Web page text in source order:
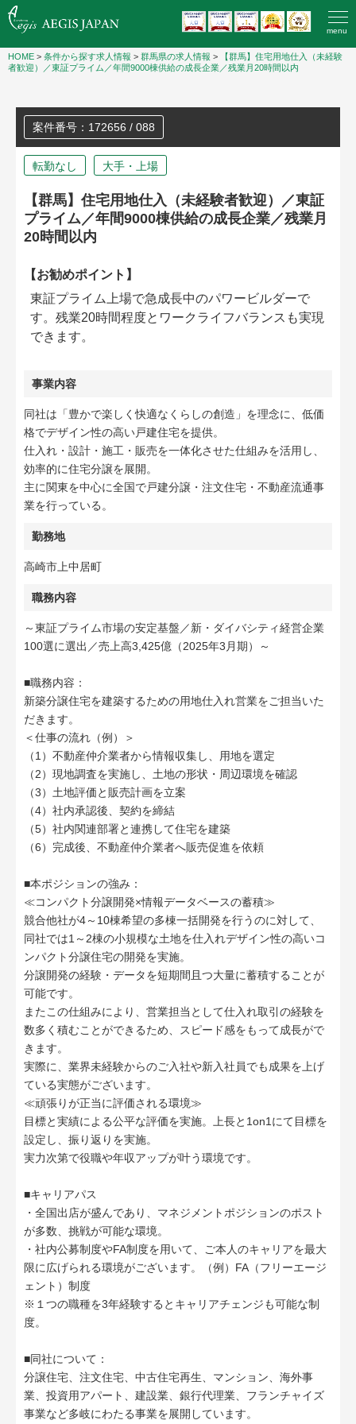
menu
HOME > 条件から探す求人情報 > 群馬県の求人情報 >
【群馬】住宅用地仕入（未経験
者歓迎）／東証プライム／年間9000棟供給の成長企業／残業月20時間以内
案件番号：172656 / 088
転勤なし 大手・上場
【群馬】住宅用地仕入（未経験者歓迎）／東証
プライム／年間9000棟供給の成長企業／残業月
20時間以内
【お勧めポイント】
東証プライム上場で急成長中のパワービルダーで
す。残業20時間程度とワークライフバランスも実現
できます。
事業内容
同社は「豊かで楽しく快適なくらしの創造」を理念に、低価
格でデザイン性の高い戸建住宅を提供。
仕入れ・設計・施工・販売を一体化させた仕組みを活用し、
効率的に住宅分譲を展開。
主に関東を中心に全国で戸建分譲・注文住宅・不動産流通事
業を行っている。
勤務地
高崎市上中居町
職務内容
～東証プライム市場の安定基盤／新・ダイバシティ経営企業
100選に選出／売上高3,425億（2025年3月期）～
■職務内容：
新築分譲住宅を建築するための用地仕入れ営業をご担当いた
だきます。
＜仕事の流れ（例）＞
（1）不動産仲介業者から情報収集し、用地を選定
（2）現地調査を実施し、土地の形状・周辺環境を確認
（3）土地評価と販売計画を立案
（4）社内承認後、契約を締結
（5）社内関連部署と連携して住宅を建築
（6）完成後、不動産仲介業者へ販売促進を依頼
■本ポジションの強み：
≪コンパクト分譲開発×情報データベースの蓄積≫
競合他社が4～10棟希望の多棟一括開発を行うのに対して、
同社では1～2棟の小規模な土地を仕入れデザイン性の高いコ
ンパクト分譲住宅の開発を実施。
分譲開発の経験・データを短期間且つ大量に蓄積することが
可能です。
またこの仕組みにより、営業担当として仕入れ取引の経験を
数多く積むことができるため、スピード感をもって成長がで
きます。
実際に、業界未経験からのご入社や新入社員でも成果を上げ
ている実態がございます。
≪頑張りが正当に評価される環境≫
目標と実績による公平な評価を実施。上長と1on1にて目標を
設定し、振り返りを実施。
実力次第で役職や年収アップが叶う環境です。
■キャリアパス
・全国出店が盛んであり、マネジメントポジションのポスト
が多数、挑戦が可能な環境。
・社内公募制度やFA制度を用いて、ご本人のキャリアを最大
限に広げられる環境がございます。（例）FA（フリーエージ
ェント）制度
※１つの職種を3年経験するとキャリアチェンジも可能な制
度。
■同社について：
分譲住宅、注文住宅、中古住宅再生、マンション、海外事
業、投資用アパート、建設業、銀行代理業、フランチャイズ
事業など多岐にわたる事業を展開しています。